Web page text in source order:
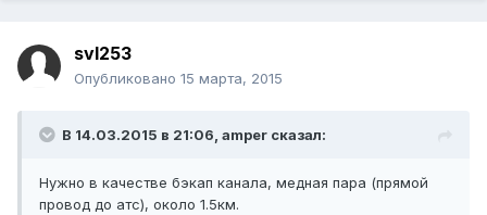
svl253
Опубликовано 15 марта, 2015
В 14.03.2015 в 21:06, amper сказал:
Нужно в качестве бэкап канала, медная пара (прямой
провод до атс), около 1.5км.